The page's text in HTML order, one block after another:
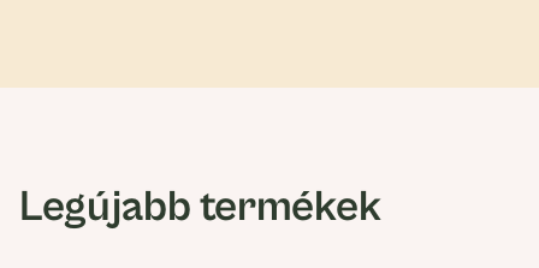
Legújabb termékek